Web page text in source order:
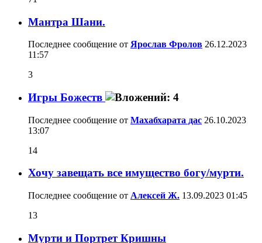
Мантра Шани.
Последнее сообщение от Ярослав Фролов 26.12.2023
11:57
3
Игры Божеств
Последнее сообщение от Махабхарата дас 26.10.2023
13:07
14
Хочу завещать все имущество богу/мурти.
Последнее сообщение от Алексей Ж. 13.09.2023 01:45
13
Мурти и Портрет Кришны